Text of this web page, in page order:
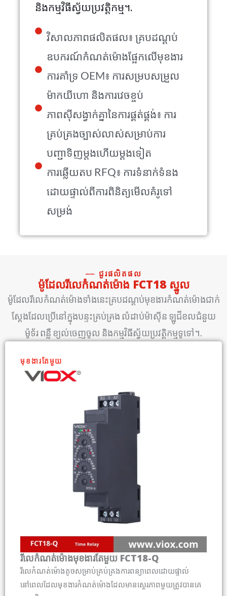
និងកម្មវិធីស្វ័យប្រវត្តិកម្ម។.
វិសាលភាពផលិតផល៖ គ្របដណ្តប់
ឧបករណ៍កំណត់ម៉ោងផ្អែកលើមុខងារ
ការគាំទ្រ OEM៖ ការសម្របសម្រួល
ម៉ាកយីហោ និងការវេចខ្ចប់
ភាពស៊ីសង្វាក់គ្នានៃការផ្គត់ផ្គង់៖ ការ
គ្រប់គ្រងច្បាស់លាស់សម្រាប់ការ
បញ្ជាទិញម្តងហើយម្តងទៀត
ការឆ្លើយតប RFQ៖ ការទំនាក់ទំនង
ដោយផ្ទាល់ពីការពិនិត្យមើលគំរូទៅ
សម្រង់
⎯⎯ ជួរផលិតផល
ម៉ូដែលរីលេកំណត់ម៉ោង FCT18 ស្នូល
ម៉ូដែលរីលេកំណត់ម៉ោងទាំងនេះគ្របដណ្តប់មុខងារកំណត់ម៉ោងជាក់
ស្តែងដែលប្រើនៅក្នុងបន្ទះគ្រប់គ្រង លំដាប់ម៉ាស៊ីន ឡូជីខលជំនួយ
ម៉ូទ័រ ពន្លឺ ខ្យល់ចេញចូល និងកម្មវិធីស្វ័យប្រវត្តិកម្មទូទៅ។.
មុខងារតែមួយ
រីលេកំណត់ម៉ោងមុខងារតែមួយ FCT18-Q
រីលេកំណត់ម៉ោងតូចសម្រាប់គ្រប់គ្រងការពន្យាពេលដោយផ្ទាល់
នៅពេលដែលមុខងារកំណត់ម៉ោងដែលមានស្ថេរភាពមួយត្រូវបានគេ